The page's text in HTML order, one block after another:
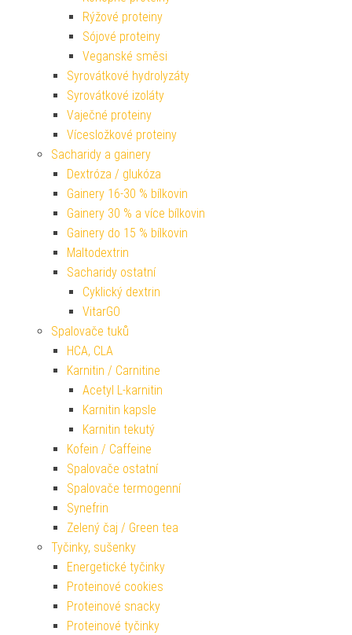
Rýžové proteiny
Sójové proteiny
Veganské směsi
Syrovátkové hydrolyzáty
Syrovátkové izoláty
Vaječné proteiny
Vícesložkové proteiny
Sacharidy a gainery
Dextróza / glukóza
Gainery 16-30 % bílkovin
Gainery 30 % a více bílkovin
Gainery do 15 % bílkovin
Maltodextrin
Sacharidy ostatní
Cyklický dextrin
VitarGO
Spalovače tuků
HCA, CLA
Karnitin / Carnitine
Acetyl L-karnitin
Karnitin kapsle
Karnitin tekutý
Kofein / Caffeine
Spalovače ostatní
Spalovače termogenní
Synefrin
Zelený čaj / Green tea
Tyčinky, sušenky
Energetické tyčinky
Proteinové cookies
Proteinové snacky
Proteinové tyčinky